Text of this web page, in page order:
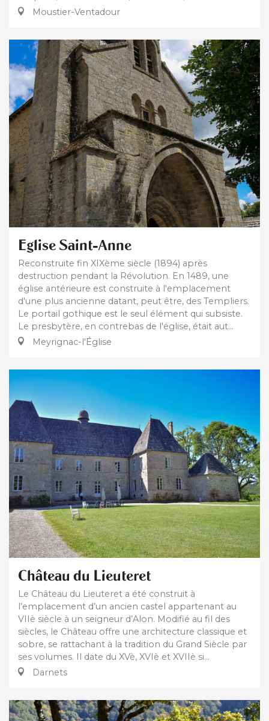
Moustier-Ventadour
Eglise Saint-Anne
Reconstruite fin XIXème siècle (1894) après
destruction pendant la Révolution. En 1489, une
église antérieure est construite à l'emplacement
d'une plus ancienne datant, peut être, des Templiers.
Le portail gothique est le seul élément qui subsiste.
Le presbytère, en contrebas de l'église, était aut...
Meyrignac-l'Église
Château du Lieuteret
Le Château du Lieuteret a été construit à
l’emplacement d’un ancien castel appartenant au
VIIè siècle à un seigneur d’Alon. Modifié au fil des
siècles, le Château offre une architecture classique et
sobre, se rattachant à la tradition du Grand Siècle par
ses volumes. Il date du XVè, XVIè et XVIIè si...
Darnets